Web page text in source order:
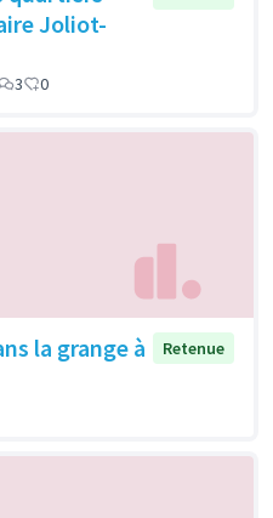
Joliot-
3 0
la grange à
Retenue